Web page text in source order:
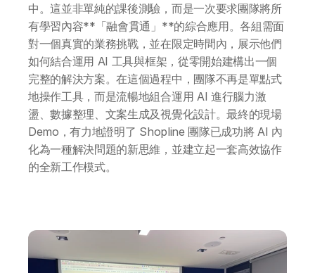
中。這並非單純的課後測驗，而是一次要求團隊將所
有學習內容**「融會貫通」**的綜合應用。各組需面
對一個真實的業務挑戰，並在限定時間內，展示他們
如何結合運用 AI 工具與框架，從零開始建構出一個
完整的解決方案。在這個過程中，團隊不再是單點式
地操作工具，而是流暢地組合運用 AI 進行腦力激
盪、數據整理、文案生成及視覺化設計。最終的現場
Demo，有力地證明了 Shopline 團隊已成功將 AI 內
化為一種解決問題的新思維，並建立起一套高效協作
的全新工作模式。